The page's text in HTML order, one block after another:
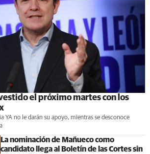
el próximo martes con los
YA no le darán su apoyo, mientras se desconoce
La nominación de Mañueco como
candidato llega al Boletín de las Cortes sin